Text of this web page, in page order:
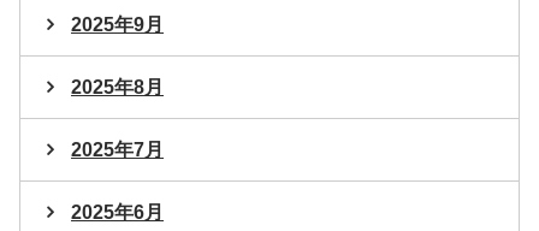
2025年9月
2025年8月
2025年7月
2025年6月